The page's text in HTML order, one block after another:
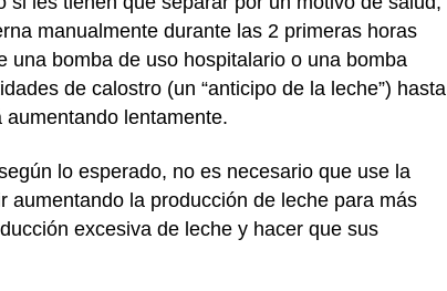
manualmente durante las 2 primeras horas
una bomba de uso hospitalario o una bomba
de calostro (un “anticipo de la leche”) hasta
lentamente.
lo esperado, no es necesario que use la
aumentando la producción de leche para más
excesiva de leche y hacer que sus